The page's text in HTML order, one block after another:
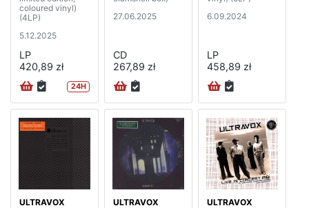
coloured vinyl)
(4LP)
5.12.2025
LP
420,89 zł
24H
27.06.2025
CD
267,89 zł
6.09.2024
LP
458,89 zł
ULTRAVOX
ULTRAVOX
ULTRAVOX